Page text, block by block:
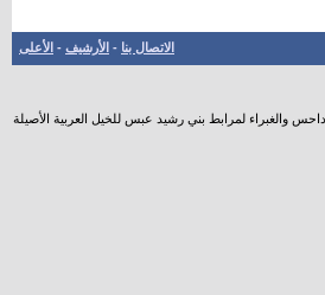
الاتصال بنا - الأرشيف - الأعلى
والغبراء لمرابط بني رشيد عبس للخيل العربية الأصيلة